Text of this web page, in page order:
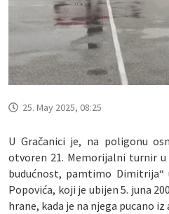
25. May 2025, 08:25
U Gračanici je, na poligonu
otvoren 21. Memorijalni turnir
budućnost, pamtimo
Popovića, koji je ubijen 5. juna
hrane, kada je na njega pucano